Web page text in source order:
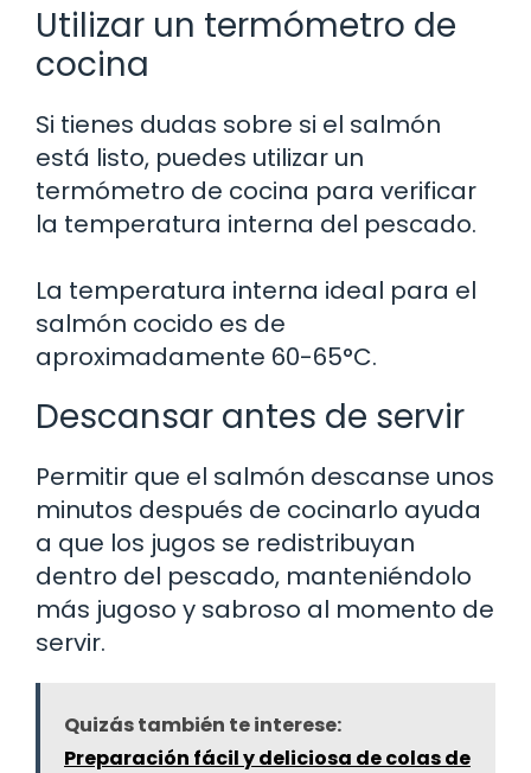
Utilizar un termómetro de
cocina
Si tienes dudas sobre si el salmón
está listo, puedes utilizar un
termómetro de cocina para verificar
la temperatura interna del pescado.
La temperatura interna ideal para el
salmón cocido es de
aproximadamente 60-65°C.
Descansar antes de servir
Permitir que el salmón descanse unos
minutos después de cocinarlo ayuda
a que los jugos se redistribuyan
dentro del pescado, manteniéndolo
más jugoso y sabroso al momento de
servir.
Quizás también te interese:
Preparación fácil y deliciosa de colas de